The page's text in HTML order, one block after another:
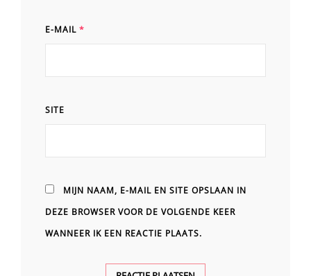
E-MAIL *
SITE
MIJN NAAM, E-MAIL EN SITE OPSLAAN IN
DEZE BROWSER VOOR DE VOLGENDE KEER
WANNEER IK EEN REACTIE PLAATS.